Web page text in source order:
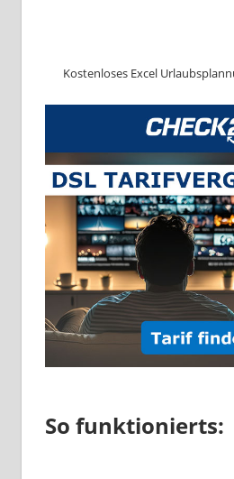
Kostenloses Excel
So funktionierts: